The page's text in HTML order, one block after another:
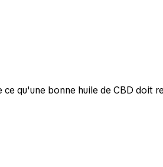
qu'une bonne huile de CBD doit